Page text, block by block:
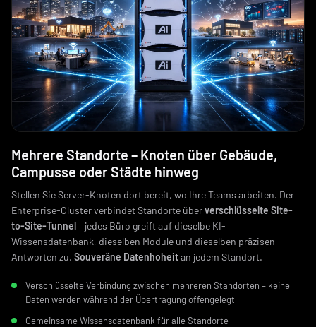
Mehrere Standorte – Knoten über Gebäude,
Campusse oder Städte hinweg
Stellen Sie Server-Knoten dort bereit, wo Ihre Teams arbeiten. Der
Enterprise-Cluster verbindet Standorte überverschlüsselte Site-
to-Site-Tunnel– jedes Büro greift auf dieselbe KI-
Wissensdatenbank, dieselben Module und dieselben präzisen
Antworten zu. Souveräne Datenhoheitan jedem Standort.
Verschlüsselte Verbindung zwischen mehreren Standorten – keine
Daten werden während der Übertragung offengelegt
Gemeinsame Wissensdatenbank für alle Standorte